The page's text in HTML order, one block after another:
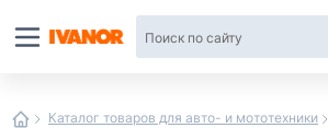
Каталог товаров для авто- и мототехники
интернет-